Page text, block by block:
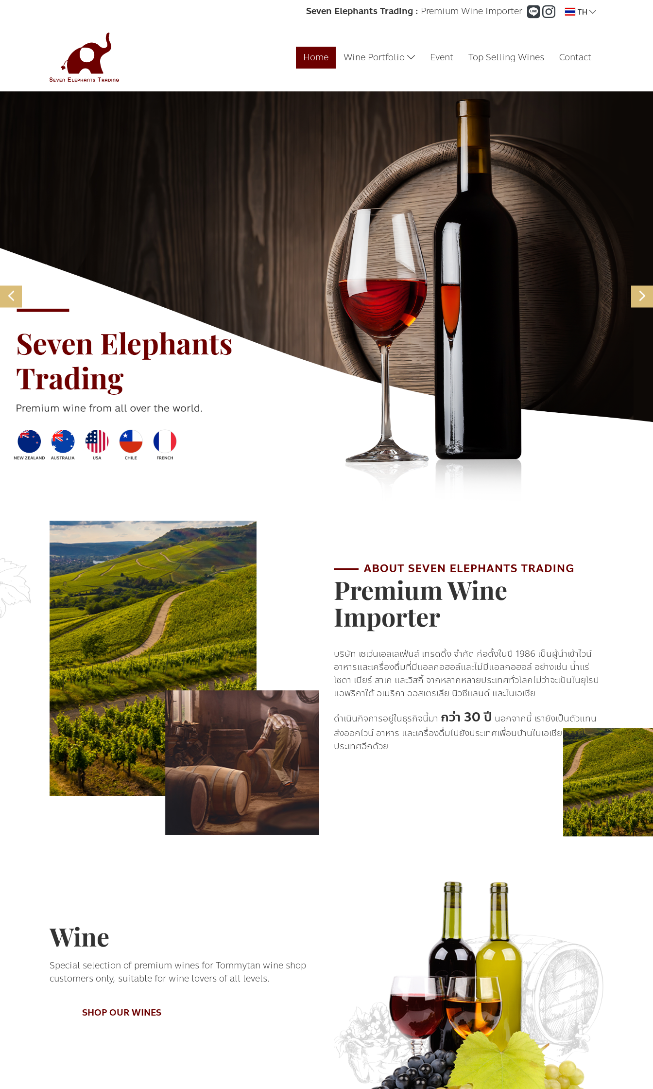
Seven Elephants Trading : Premium Wine Importer TH
Home Wine Portfolio Event Top Selling Wines Contact
Premium Wine
Importer
บริษัท เซเว่นเอลเลเฟ่นส์ เทรดดิ้ง จำกัด ก่อตั้งในปี 1986 เป็นผู้นำเข้าไวน์
อาหารและเครื่องดื่มที่มีแอลกอฮอล์และไม่มีแอลกอฮอล์ อย่างเช่น น้ำแร่
โซดา เบียร์ สาเก และวิสกี้ จากหลากหลายประเทศทั่วโลกไม่ว่าจะเป็นในยุโรป
แอฟริกาใต้ อเมริกา ออสเตรเลีย นิวซีแลนด์ และในเอเชีย
ดำเนินกิจการอยู่ในธุรกิจนี้มา กว่า 30 ปี นอกจากนี้ เรายังเป็นตัวแทน
ส่งออกไวน์ อาหาร และเครื่องดื่มไปยังประเทศเพื่อนบ้านในเอเชีย หลาย
ประเทศอีกด้วย
Wine
Special selection of premium wines for Tommytan wine shop
customers only, suitable for wine lovers of all levels.
SHOP OUR WINES